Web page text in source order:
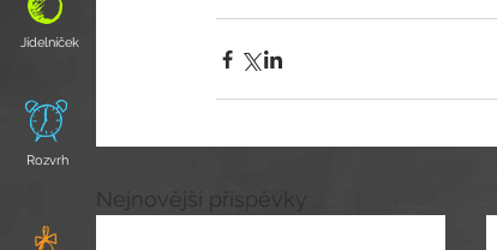
Jídelníček
Rozvrh
Nejnovější příspěvky